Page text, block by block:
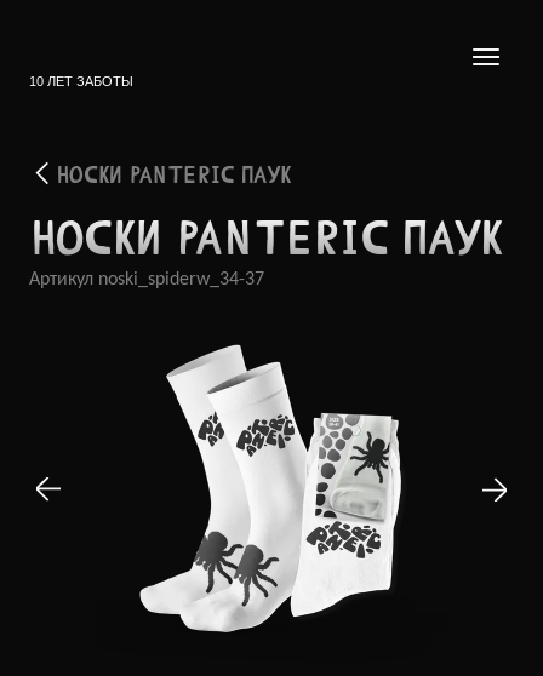
10 ЛЕТ ЗАБОТЫ
НОСКИ PANTERIC ПАУК
НОСКИ PANTERIC ПАУК
Артикул noski_spiderw_34-37